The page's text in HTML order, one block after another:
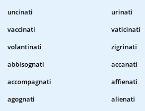
uncinati
urinati
vaccinati
vaticinati
volantinati
zigrinati
abbisognati
accanati
accompagnati
affienati
agognati
alienati